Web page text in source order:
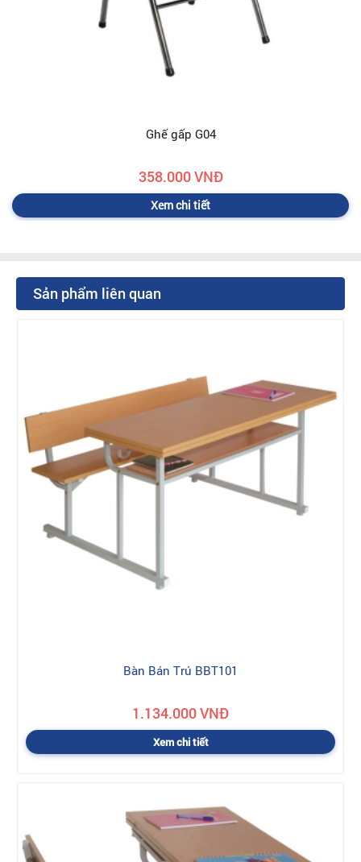
Ghế gấp G04
358.000 VNĐ
Xem chi tiết
Sản phẩm liên quan
Bàn Bán Trú BBT101
1.134.000 VNĐ
Xem chi tiết